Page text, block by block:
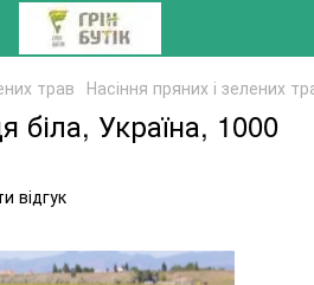
трав Насіння пряних і зелених
біла, Україна, 1000
відгук